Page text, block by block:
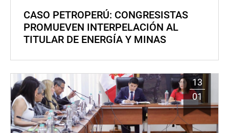
CASO PETROPERÚ: CONGRESISTAS
PROMUEVEN INTERPELACIÓN AL
TITULAR DE ENERGÍA Y MINAS
13
01